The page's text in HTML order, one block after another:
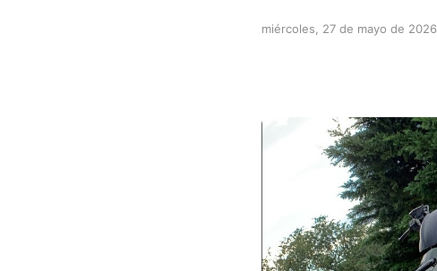
miércoles, 27 de mayo de 2026